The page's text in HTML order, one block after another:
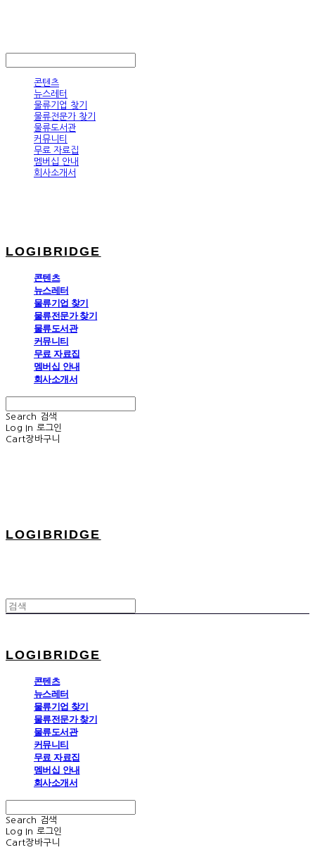
콘텐츠
뉴스레터
물류기업 찾기
물류전문가 찾기
물류도서관
커뮤니티
무료 자료집
멤버십 안내
회사소개서
LOGIBRIDGE
콘텐츠
뉴스레터
물류기업 찾기
물류전문가 찾기
물류도서관
커뮤니티
무료 자료집
멤버십 안내
회사소개서
Search
검색
Log In 로그인
Cart장바구니
LOGIBRIDGE
LOGIBRIDGE
콘텐츠
뉴스레터
물류기업 찾기
물류전문가 찾기
물류도서관
커뮤니티
무료 자료집
멤버십 안내
회사소개서
Search
검색
Log In 로그인
Cart장바구니